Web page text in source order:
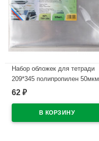
Набор обложек для тетради
209*345 полипропилен 50мкм
10 штук в наборе арт.Т50-10п
62 ₽